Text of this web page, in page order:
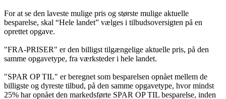
For at se den laveste mulige pris og største mulige aktuelle
besparelse, skal “Hele landet” vælges i tilbudsoversigten på en
oprettet opgave.
"FRA-PRISER" er den billigst tilgængelige aktuelle pris, på den
samme opgavetype, fra værksteder i hele landet.
"SPAR OP TIL" er beregnet som besparelsen opnået mellem de
billigste og dyreste tilbud, på den samme opgavetype, hvor mindst
25% har opnået den markedsførte SPAR OP TIL besparelse, inden